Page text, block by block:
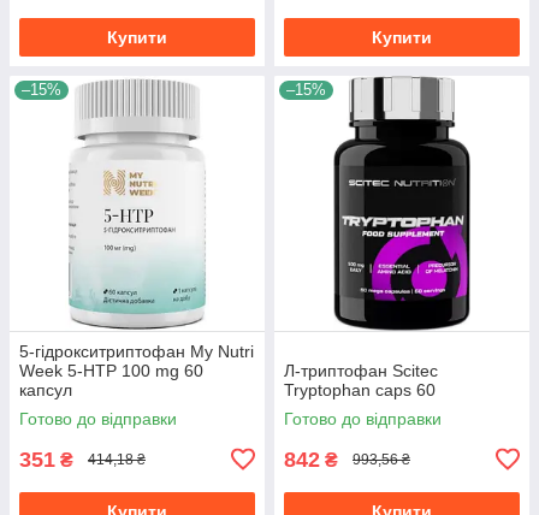
Купити Купити
–15%
5-гідрокситриптофан My Nutri
Week 5-HTP 100 mg 60
капсул
Готово до відправки
351 ₴ 414,18 ₴
–15%
Л-триптофан Scitec
Tryptophan caps 60
Готово до відправки
842 ₴ 993,56 ₴